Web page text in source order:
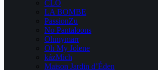
CLO
LA BOMBE
PassionZu
No Pantaloons
Ohmymarr
Oh My Jolene
kázMich
Maison Jardin d’Éden